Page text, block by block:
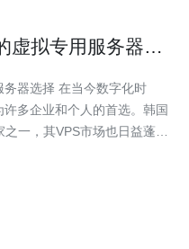
虚拟专用服务器选
今数字化时
多企业和个人的首选。韩国
一，其VPS市场也日益蓬勃